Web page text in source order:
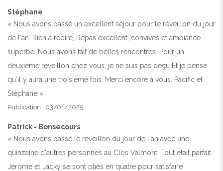
Stéphane
« Nous avons passé un excellent séjour pour le réveillon du jour
de l'an. Rien a redire, Repas excellent, convives et ambiance
superbe. Nous avons fait de belles rencontres. Pour un
deuxième réveillon chez vous, je ne suis pas déçu Et je pense
qu'il y aura une troisième fois. Merci encore à vous. Pacific et
Stéphane »
Publication : 03/01/2025
Patrick - Bonsecours
« Nous avons passé le réveillon du jour de l'an avec une
quinzaine d'autres personnes au Clos Valmont. Tout était parfait.
Jérôme et Jacky se sont pliés en quatre pour satisfaire